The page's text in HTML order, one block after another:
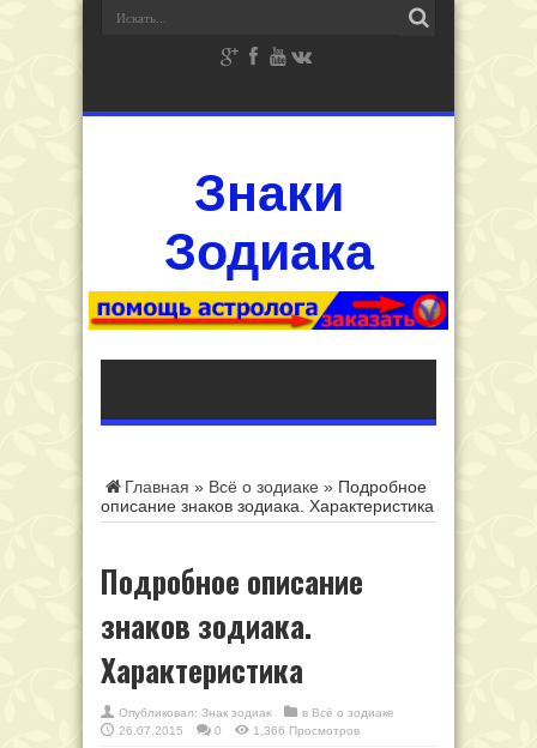
Знаки
Зодиака
Главная » Всё о зодиаке » Подробное
описание знаков зодиака. Характеристика
Подробное описание
знаков зодиака.
Характеристика
Опубликовал: Знак зодиак в Всё о зодиаке
26.07.2015
0 1,366 Просмотров